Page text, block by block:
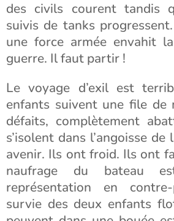
des civils courent tandis
suivis de tanks
une force armée envahit
guerre. Il faut partir !
Le voyage d’exil est
enfants suivent une file de
défaits, complètement
s’isolent dans l’angoisse
avenir. Ils ont froid. Ils ont
naufrage du bateau
représentation en
survie des deux enfants